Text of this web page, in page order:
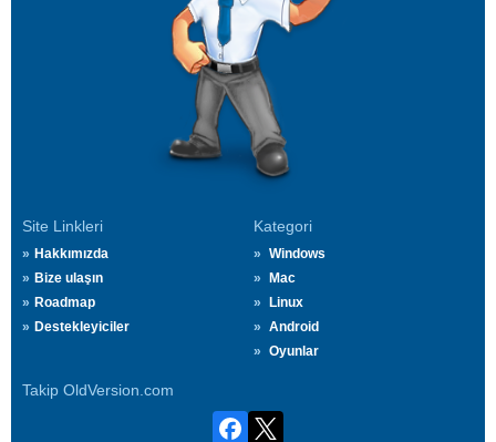
Site Linkleri
Hakkımızda
Bize ulaşın
Roadmap
Destekleyiciler
Kategori
Windows
Mac
Linux
Android
Oyunlar
Takip OldVersion.com